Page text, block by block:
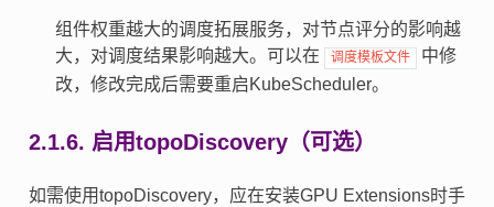
组件权重越大的调度拓展服务，对节点评分的影响越
大，对调度结果影响越大。可以在
调度模板文件
中修
改，修改完成后需要重启KubeScheduler。
2.1.6. 启用topoDiscovery（可选）
如需使用topoDiscovery，应在安装GPU Extensions时手